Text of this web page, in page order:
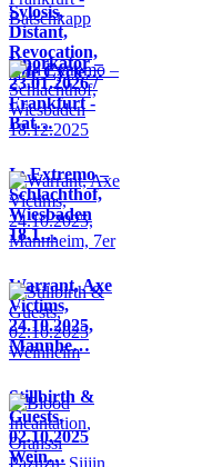
Sylosis,
Distant,
Revocation,
Life Cycle…
Knorkator –
23.01.2026 /
Frankfurt -
Bat…
In Extremo –
Schlachthof,
Wiesbaden
18.1…
Warrant, Axe
Victims,
24.10.2025,
Mannhe…
Stillbirth &
Guests,
02.10.2025
Wein…